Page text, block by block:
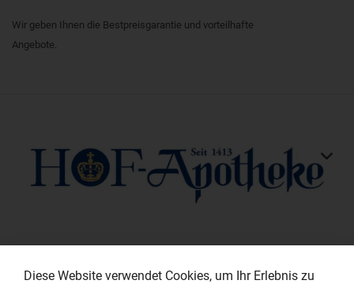
Wir geben Ihnen die Bestpreisgarantie und vorteilhafte
Angebote.
Diese Website verwendet Cookies, um Ihr Erlebnis zu